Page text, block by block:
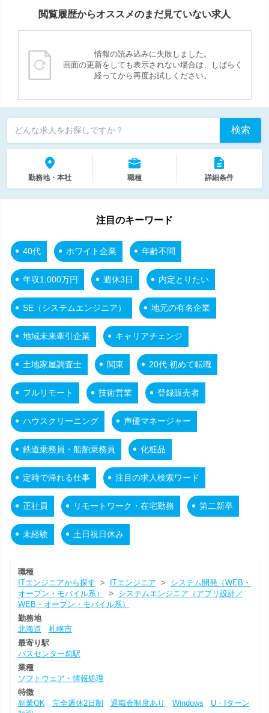
閲覧履歴からオススメのまだ見ていない求人
情報の読み込みに失敗しました。
画面の更新をしても表示されない場合は、しばらく
経ってから再度お試しください。
どんな求人をお探しですか？ 検索
勤務地・本社 職種 詳細条件
注目のキーワード
40代 ホワイト企業 年齢不問
年収1,000万円 週休3日 内定とりたい
SE（システムエンジニア） 地元の有名企業
地域未来牽引企業 キャリアチェンジ
土地家屋調査士 関東 20代 初めて転職
フルリモート 技術営業 登録販売者
ハウスクリーニング 声優マネージャー
鉄道乗務員・船舶乗務員 化粧品
定時で帰れる仕事 注目の求人検索ワード
正社員 リモートワーク・在宅勤務 第二新卒
未経験 土日祝日休み
職種
ITエンジニアから探す > ITエンジニア > システム開発（WEB・
オープン・モバイル系）
> システムエンジニア（アプリ設計／
WEB・オープン・モバイル系）
勤務地
北海道
札幌市
最寄り駅
バスセンター前駅
業種
ソフトウェア・情報処理
特徴
副業OK
完全週休2日制 退職金制度あり Windows
U・Iターン